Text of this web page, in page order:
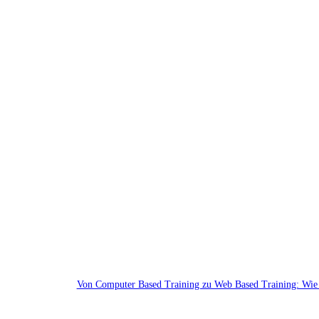
Von Computer Based Training zu Web Based Training: